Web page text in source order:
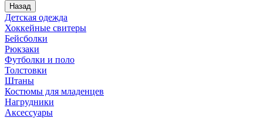
Назад
Детская одежда
Хоккейные свитеры
Бейсболки
Рюкзаки
Футболки и поло
Толстовки
Штаны
Костюмы для младенцев
Нагрудники
Аксессуары